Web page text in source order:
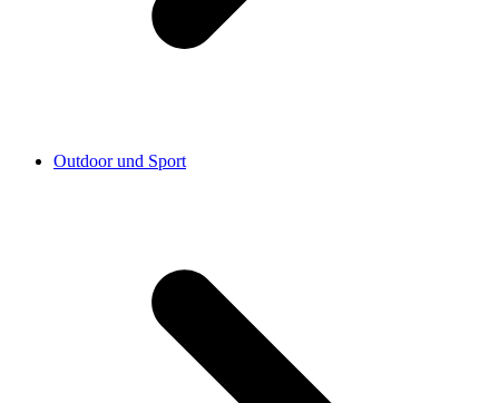
Outdoor und Sport